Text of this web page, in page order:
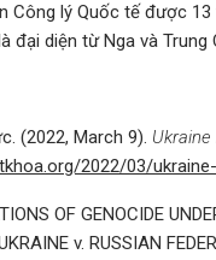
Công lý Quốc tế được
đại diện từ Nga và Trung
(2022, March 9).
2022/03/
OF GENOCIDE
v. RUSSIAN